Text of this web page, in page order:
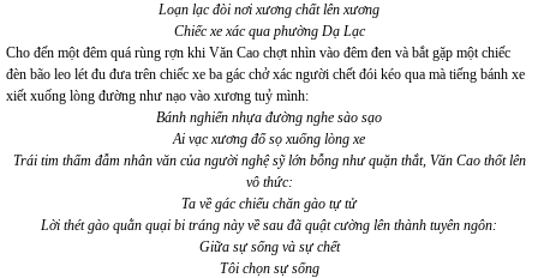
Loạn lạc đòi nơi xương chất lên xương
Chiếc xe xác qua phường Dạ Lạc
Cho đến một đêm quá rùng rợn khi Văn Cao chợt nhìn vào đêm đen và bắt gặp một chiếc
đèn bão leo lét đu đưa trên chiếc xe ba gác chở xác người chết đói kéo qua mà tiếng bánh xe
xiết xuống lòng đường như nạo vào xương tuỷ mình:
Bánh nghiến nhựa đường nghe sào sạo
Ai vạc xương đổ sọ xuống lòng xe
Trái tim thấm đẫm nhân văn của người nghệ sỹ lớn bỗng như quặn thắt, Văn Cao thốt lên
vô thức:
Ta về gác chiếu chăn gào tự tử
Lời thét gào quằn quại bi tráng này về sau đã quật cường lên thành tuyên ngôn:
Giữa sự sống và sự chết
Tôi chọn sự sống